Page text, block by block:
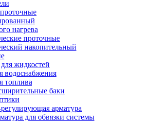
нагрева
проточные
накопительный
жидкостей
водоснабжения
топлива
баки
арматура
для обвязки системы